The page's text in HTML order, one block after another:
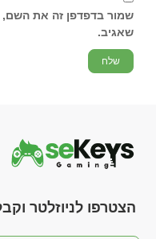
שמור בדפדפן זה את השם,
שאגיב.
הצטרפו לניוזלטר